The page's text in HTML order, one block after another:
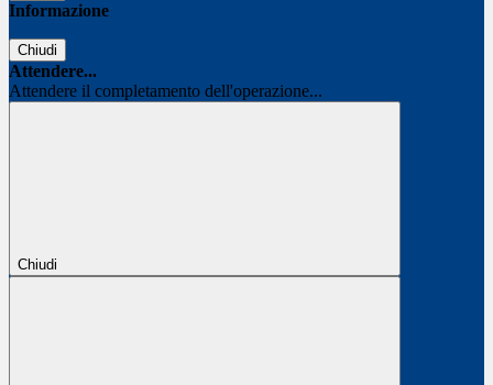
Informazione
Chiudi
Attendere...
Attendere il completamento dell'operazione...
Chiudi